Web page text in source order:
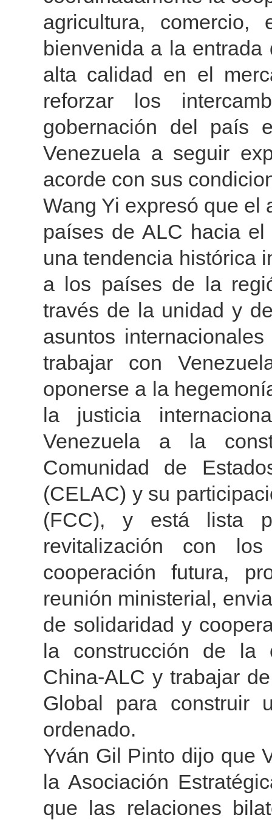
agricultura,
bienvenida a la
alta calidad en el
reforzar los
gobernación del país
Venezuela a seguir
acorde con sus
Wang Yi expresó que el
países de ALC hacia el
una tendencia histórica
a los países de la
través de la unidad y
asuntos
trabajar con
oponerse a la
la justicia
Venezuela a la
Comunidad de
(CELAC) y su
(FCC), y está lista
revitalización con
cooperación futura,
reunión ministerial,
de solidaridad y
la construcción de la
China-ALC y trabajar
Global para construir
ordenado.
Yván Gil Pinto dijo que
la Asociación
que las relaciones